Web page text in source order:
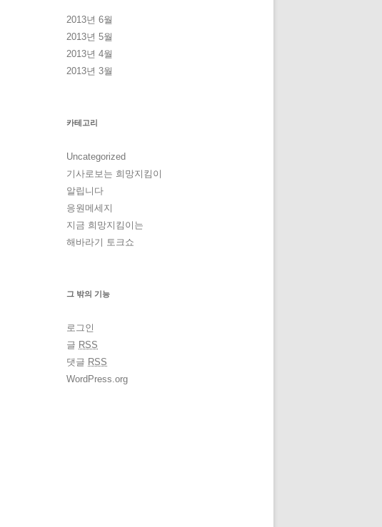
2013년 6월
2013년 5월
2013년 4월
2013년 3월
카테고리
Uncategorized
기사로보는 희망지킴이
알립니다
응원메세지
지금 희망지킴이는
해바라기 토크쇼
그 밖의 기능
로그인
글 RSS
댓글 RSS
WordPress.org